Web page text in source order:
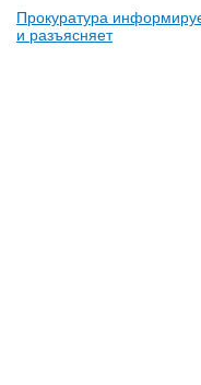
Прокуратура
и разъясняет